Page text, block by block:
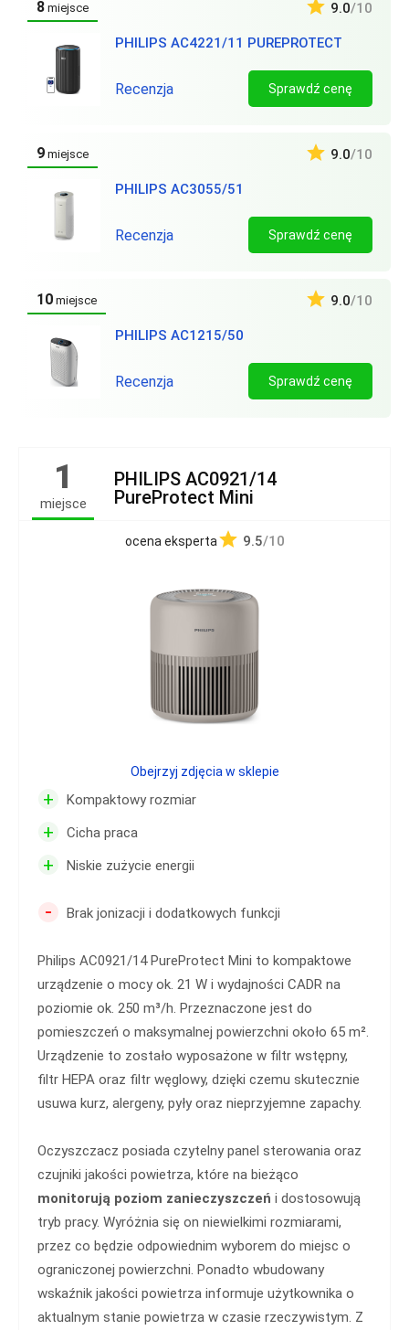
8 miejsce
PHILIPS AC4221/11 PUREPROTECT
9.0/10
Recenzja Sprawdź cenę
9 miejsce
PHILIPS AC3055/51
9.0/10
Recenzja Sprawdź cenę
10 miejsce
PHILIPS AC1215/50
9.0/10
Recenzja Sprawdź cenę
1
miejsce
PHILIPS AC0921/14
PureProtect Mini
ocena eksperta 9.5/10
+ Kompaktowy rozmiar
+ Cicha praca
+ Niskie zużycie energii
- Brak jonizacji i dodatkowych funkcji
Philips AC0921/14 PureProtect Mini to kompaktowe
urządzenie o mocy ok. 21 W i wydajności CADR na
poziomie ok. 250 m³/h. Przeznaczone jest do
pomieszczeń o maksymalnej powierzchni około 65 m².
Urządzenie to zostało wyposażone w filtr wstępny,
filtr HEPA oraz filtr węglowy, dzięki czemu skutecznie
usuwa kurz, alergeny, pyły oraz nieprzyjemne zapachy.
Oczyszczacz posiada czytelny panel sterowania oraz
czujniki jakości powietrza, które na bieżąco
monitorują poziom zanieczyszczeń i dostosowują
tryb pracy. Wyróżnia się on niewielkimi rozmiarami,
przez co będzie odpowiednim wyborem do miejsc o
ograniczonej powierzchni. Ponadto wbudowany
wskaźnik jakości powietrza informuje użytkownika o
aktualnym stanie powietrza w czasie rzeczywistym. Z
Obejrzyj zdjęcia w sklepie